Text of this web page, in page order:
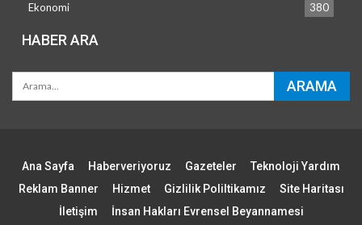
Ekonomi 380
HABER ARA
Ana Sayfa Haberveriyoruz Gazeteler
Teknoloji Yardım
Reklam Banner
Hizmet Gizlilik Poliltikamız
Site Haritası
İletişim
İnsan Hakları Evrensel Beyannamesi